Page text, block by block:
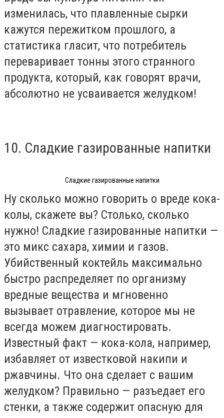
изменилась, что плавленные сырки
кажутся пережитком прошлого, а
статистика гласит, что потребитель
переваривает тонны этого странного
продукта, который, как говорят врачи,
абсолютно не усваивается желудком!
10. Сладкие газированные напитки
Сладкие газированные напитки
Ну сколько можно говорить о вреде кока-
колы, скажете вы? Столько, сколько
нужно! Сладкие газированные напитки —
это микс сахара, химии и газов.
Убийственный коктейль максимально
быстро распределяет по организму
вредные вещества и мгновенно
вызывает отравление, которое мы не
всегда можем диагностировать.
Известный факт — кока-кола, например,
избавляет от известковой накипи и
ржавчины. Что она сделает с вашим
желудком? Правильно — разъедает его
стенки, а также содержит опасную для